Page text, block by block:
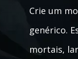
Crie um
genérico.
mortais,